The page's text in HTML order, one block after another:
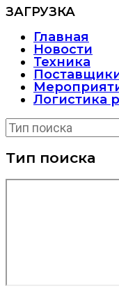
ЗАГРУЗКА
Главная
Новости
Техника
Логистика
Тип поиска